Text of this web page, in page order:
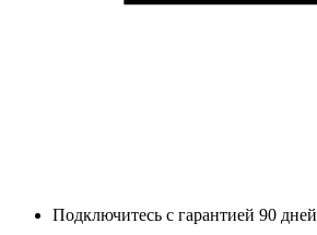
Подключитесь с гарантией 90 дней